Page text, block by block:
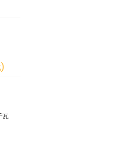
瓦